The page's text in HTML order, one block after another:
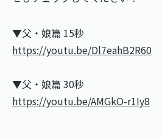
▼父・娘篇 15秒
https://youtu.be/Dl7eahB2R60
▼父・娘篇 30秒
https://youtu.be/AMGkO-r1Iy8